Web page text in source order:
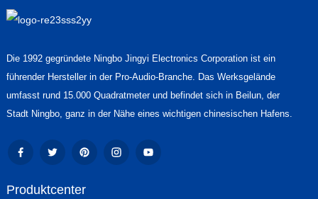
Die 1992 gegründete Ningbo Jingyi Electronics Corporation ist ein
führender Hersteller in der Pro-Audio-Branche. Das Werksgelände
umfasst rund 15.000 Quadratmeter und befindet sich in Beilun, der
Stadt Ningbo, ganz in der Nähe eines wichtigen chinesischen Hafens.
Produktcenter